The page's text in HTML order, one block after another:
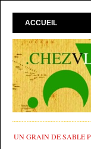
ACCUEIL
UN GRAIN DE SABLE